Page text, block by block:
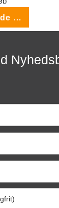
Purus rende 200 – excentrisk udløb